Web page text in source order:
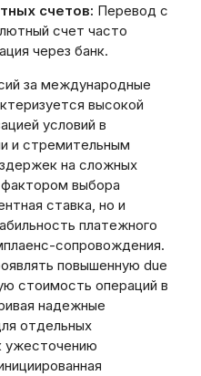
счетов: Перевод с
счет часто
через банк.
за международные
высокой
условий в
и стремительным
на сложных
выбора
ставка, но и
платежного
сопровождения.
повышенную due
стоимость операций в
надежные
отдельных
ужесточению